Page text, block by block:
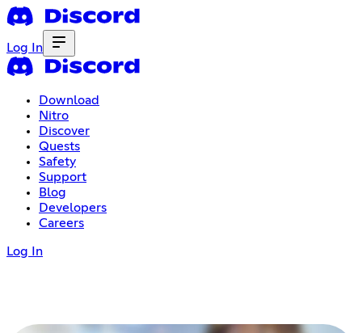
Log In
Download
Nitro
Discover
Quests
Safety
Support
Blog
Developers
Careers
Log In